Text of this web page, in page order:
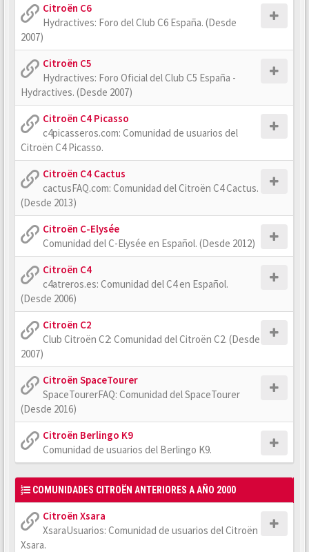
Citroën C6
Hydractives: Foro del Club C6 España. (Desde
2007)
Citroën C5
Hydractives: Foro Oficial del Club C5 España -
Hydractives. (Desde 2007)
Citroën C4 Picasso
c4picasseros.com: Comunidad de usuarios del
Citroën C4 Picasso.
Citroën C4 Cactus
cactusFAQ.com: Comunidad del Citroën C4 Cactus.
(Desde 2013)
Citroën C-Elysée
Comunidad del C-Elysée en Español. (Desde 2012)
Citroën C4
c4atreros.es: Comunidad del C4 en Español.
(Desde 2006)
Citroën C2
Club Citroën C2: Comunidad del Citroën C2. (Desde
2007)
Citroën SpaceTourer
SpaceTourerFAQ: Comunidad del SpaceTourer
(Desde 2016)
Citroën Berlingo K9
Comunidad de usuarios del Berlingo K9.
COMUNIDADES CITROËN ANTERIORES A AÑO 2000
Citroën Xsara
XsaraUsuarios: Comunidad de usuarios del Citroën
Xsara.